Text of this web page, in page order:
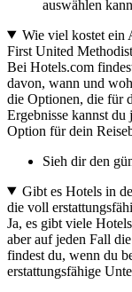
auswählen
Wie viel kostet ein
First United
Bei Hotels.com
davon, wann und
die Optionen, die für
Ergebnisse kannst
Option für dein
Sieh dir den
Gibt es Hotels in
die voll
Ja, es gibt viele
aber auf jeden Fall
findest du, wenn du
erstattungsfähige